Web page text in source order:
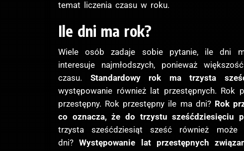
temat liczenia czasu w roku.
Ile dni ma rok?
Wiele osób zadaje sobie pytanie, ile dni
interesuje najmłodszych, ponieważ
czasu. Standardowy rok ma trzysta
występowanie również lat przestępnych.
przestępny. Rok przestępny ile ma dni? Rok
co oznacza, że do trzystu sześćdziesięciu
trzysta sześćdziesiąt sześć również
dni?Występowanie lat przestępnych